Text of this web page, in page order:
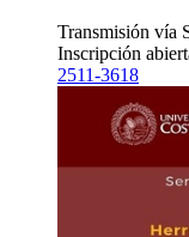
Transmisión vía
Inscripción
2511-3618